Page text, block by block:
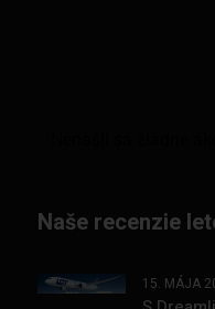
Naše recenzie
15. MÁJA